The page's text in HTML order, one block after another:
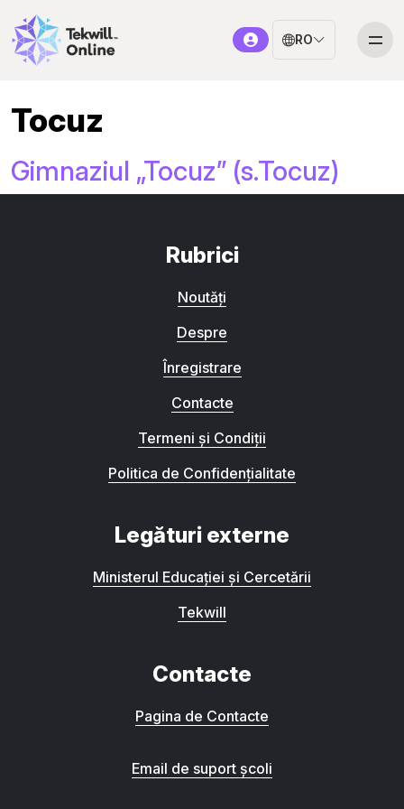
RO
Tocuz
Gimnaziul „Tocuz” (s.Tocuz)
Rubrici
Noutăți
Despre
Înregistrare
Contacte
Termeni și Condiții
Politica de Confidențialitate
Legături externe
Ministerul Educației și Cercetării
Tekwill
Contacte
Pagina de Contacte
Email de suport școli